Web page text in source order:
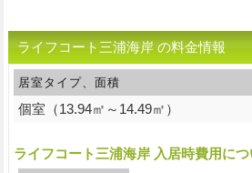
ライフコート三浦海岸 の料金情報
居室タイプ、面積
個室（13.94㎡～14.49㎡）
ライフコート三浦海岸 入居時費用につ